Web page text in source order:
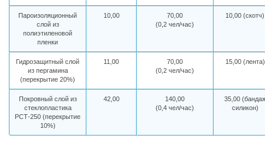
Пароизоляционный
слой из
полиэтиленовой
пленки
10,00
70,00
(0,2 чел/час)
10,00 (скотч)
Гидрозащитный слой
из пергамина
(перекрытие 20%)
11,00
70,00
(0,2 чел/час)
15,00 (лента)
Покровный слой из
стеклопластика
РСТ-250 (перекрытие
10%)
42,00
140,00
(0,4 чел/час)
35,00
силикон)